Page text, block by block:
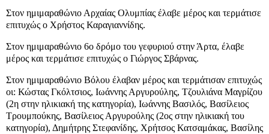
Στον ημιμαραθώνιο Αρχαίας Ολυμπίας έλαβε μέρος και τερμάτισε
επιτυχώς ο Χρήστος Καραγιαννίδης.
Στον ημιμαραθώνιο 6ο δρόμο του γεφυριού στην Άρτα, έλαβε
μέρος και τερμάτισε επιτυχώς ο Γιώργος Σβάρνας.
Στον ημιμαραθώνιο Βόλου έλαβαν μέρος και τερμάτισαν επιτυχώς
οι: Κώστας Γκόλτσιος, Ιωάννης Αργυρούλης, Τζουλιάνα Μαγρίζου
(2η στην ηλικιακή της κατηγορία), Ιωάννης Βασιλός, Βασίλειος
Τρουμπούκης, Βασίλειος Αργυρούλης (2ος στην ηλικιακή του
κατηγορία), Δημήτρης Στεφανίδης, Χρήτσος Κατσαμάκας, Βασίλης